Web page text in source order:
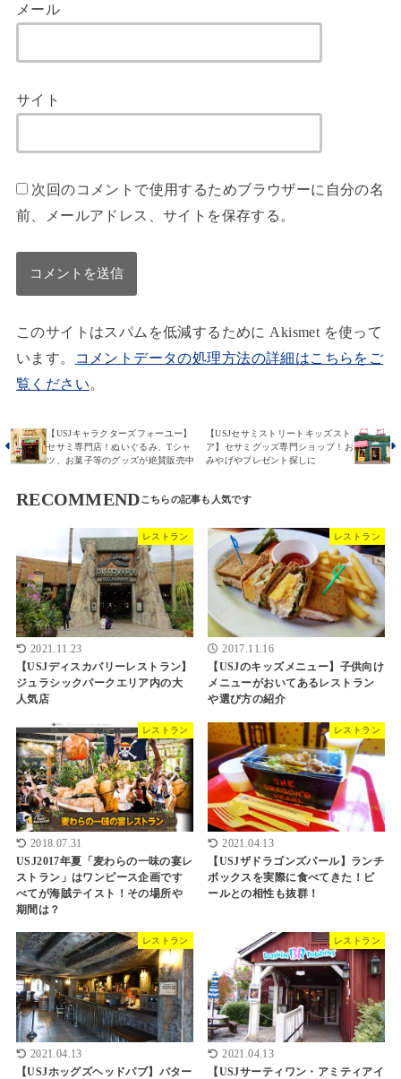
メール
サイト
次回のコメントで使用するためブラウザーに自分の名
前、メールアドレス、サイトを保存する。
このサイトはスパムを低減するために Akismet を使って
います。
コメントデータの処理方法の詳細はこちらをご
覧ください。
【USJキャラクターズフォーユー】
セサミ専門店！ぬいぐるみ、Tシャ
ツ、お菓子等のグッズが絶賛販売中
【USJセサミストリートキッズスト
ア】セサミグッズ専門ショップ！お
みやげやプレゼント探しに
RECOMMEND
レストラン
2021.11.23
【USJディスカバリーレストラン】
ジュラシックパークエリア内の大
人気店
レストラン
2017.11.16
【USJのキッズメニュー】子供向け
メニューがおいてあるレストラン
や選び方の紹介
レストラン
2018.07.31
USJ2017年夏「麦わらの一味の宴レ
ストラン」はワンピース企画です
べてが海賊テイスト！その場所や
期間は？
レストラン
2021.04.13
【USJザドラゴンズパール】ランチ
ボックスを実際に食べてきた！ビ
ールとの相性も抜群！
レストラン
2021.04.13
【USJホッグズヘッドパブ】バター
レストラン
2021.04.13
【USJサーティワン・アミティアイ